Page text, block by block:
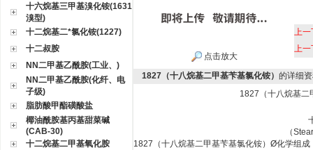
十六烷基三甲基溴化铵(1631
溴型)
十二烷基二*氯化铵(1227)
十二叔胺
NN二甲基乙酰胺(工业、)
NN二甲基乙酰胺(化纤、电
子级)
脂肪酸甲酯磺酸盐
椰油酰胺基丙基甜菜碱
(CAB-30)
十二烷基二甲基氧化胺
点击放大
上一
上一
1827（十八烷基二甲基苄基氯化铵） 的详细
1827（十八烷基二
（
1827（十八烷基二甲基苄基氯化铵）Ø化学组成